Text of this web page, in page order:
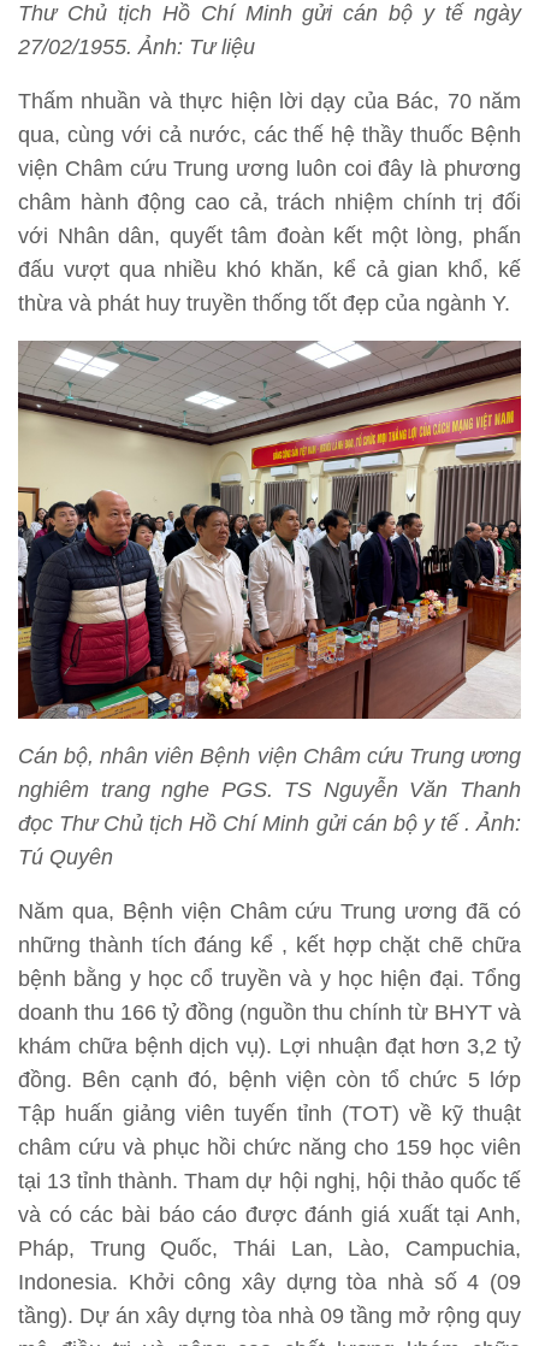
Thư Chủ tịch Hồ Chí Minh gửi cán bộ y tế ngày
27/02/1955. Ảnh: Tư liệu
Thấm nhuần và thực hiện lời dạy của Bác, 70 năm
qua, cùng với cả nước, các thế hệ thầy thuốc Bệnh
viện Châm cứu Trung ương luôn coi đây là phương
châm hành động cao cả, trách nhiệm chính trị đối
với Nhân dân, quyết tâm đoàn kết một lòng, phấn
đấu vượt qua nhiều khó khăn, kể cả gian khổ, kế
thừa và phát huy truyền thống tốt đẹp của ngành Y.
Cán bộ, nhân viên Bệnh viện Châm cứu Trung ương
nghiêm trang nghe PGS. TS Nguyễn Văn Thanh
đọc Thư Chủ tịch Hồ Chí Minh gửi cán bộ y tế . Ảnh:
Tú Quyên
Năm qua, Bệnh viện Châm cứu Trung ương đã có
những thành tích đáng kể , kết hợp chặt chẽ chữa
bệnh bằng y học cổ truyền và y học hiện đại. Tổng
doanh thu 166 tỷ đồng (nguồn thu chính từ BHYT và
khám chữa bệnh dịch vụ). Lợi nhuận đạt hơn 3,2 tỷ
đồng. Bên cạnh đó, bệnh viện còn tổ chức 5 lớp
Tập huấn giảng viên tuyến tỉnh (TOT) về kỹ thuật
châm cứu và phục hồi chức năng cho 159 học viên
tại 13 tỉnh thành. Tham dự hội nghị, hội thảo quốc tế
và có các bài báo cáo được đánh giá xuất tại Anh,
Pháp, Trung Quốc, Thái Lan, Lào, Campuchia,
Indonesia. Khởi công xây dựng tòa nhà số 4 (09
tầng). Dự án xây dựng tòa nhà 09 tầng mở rộng quy